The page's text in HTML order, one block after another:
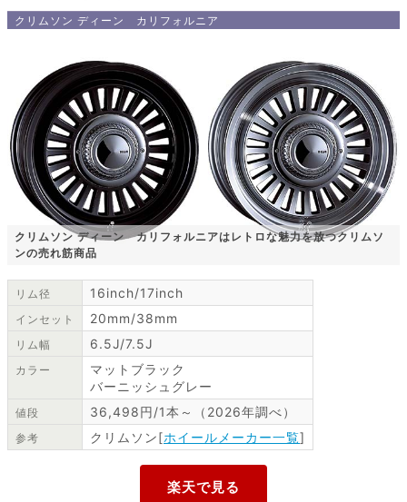
クリムソン ディーン カリフォルニア
クリムソン ディーン カリフォルニアはレトロな魅力を放つクリムソ
ンの売れ筋商品
リム径 16inch/17inch
インセット 20mm/38mm
リム幅 6.5J/7.5J
カラー
マットブラック
バーニッシュグレー
値段 36,498円/1本～（2026年調べ）
参考 クリムソン[ホイールメーカー一覧]